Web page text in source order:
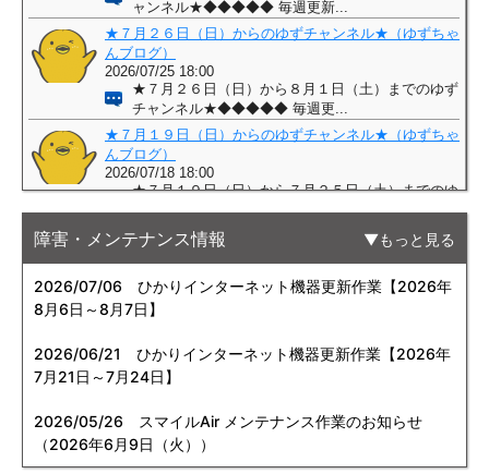
障害・メンテナンス情報 もっと見る
2026/07/06 ひかりインターネット機器更新作業【2026年
8月6日～8月7日】
2026/06/21
ひかりインターネット機器更新作業【2026年
7月21日～7月24日】
2026/05/26 スマイルAir メンテナンス作業のお知らせ
（2026年6月9日（火））